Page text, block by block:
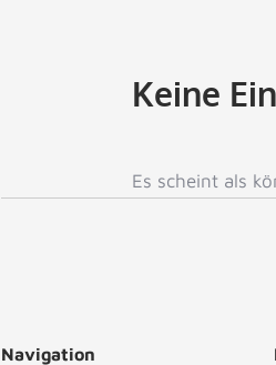
Keine
Es scheint als
Navigation